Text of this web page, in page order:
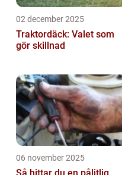
02 december 2025
Traktordäck: Valet som
gör skillnad
06 november 2025